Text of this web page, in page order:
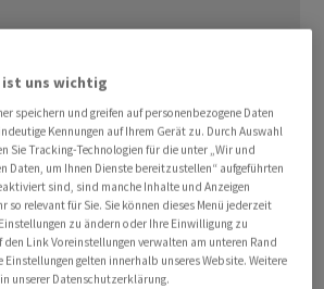
üblich gebe es einen Spielraum nach
Mal sei eine positivere
durchaus möglich. Das
signifikant, hiess es. In Deutschland
wegen des Iran-Kriegs jüngst ein
kalenderbereinigt 0,5 Prozent für
uns wichtig
speichern und greifen auf personenbezogene Daten
Kennungen auf Ihrem Gerät zu. Durch Auswahl
Sie Tracking-Technologien für die unter „Wir und
Daten, um Ihnen Dienste bereitzustellen“ aufgeführten
sind, sind manche Inhalte und Anzeigen
so relevant für Sie. Sie können dieses Menü jederzeit
zu ändern oder Ihre Einwilligung zu
Link Voreinstellungen verwalten am unteren Rand
Einstellungen gelten innerhalb unseres Website. Weitere
unserer Datenschutzerklärung.